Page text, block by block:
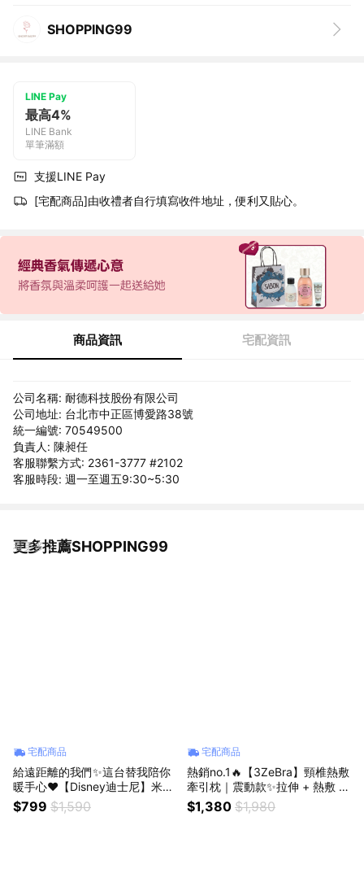
SHOPPING99
LINE Pay
最高4%
LINE Bank
單筆滿額
支援LINE Pay
[宅配商品]由收禮者自行填寫收件地址，便利又貼心。
商品資訊 宅配資訊
公司名稱: 耐德科技股份有限公司
公司地址: 台北市中正區博愛路38號
統一編號: 70549500
負責人: 陳昶任
客服聯繫方式: 2361-3777 #2102
客服時段: 週一至週五9:30~5:30
更多推薦SHOPPING99
看更多
宅配商品
給遠距離的我們✨這台替我陪你
暖手心❤️【Disney迪士尼】米奇
行動電源暖手寶🔮正版授權🏰可
暖手可充電🔮⚡一機兩用♡三檔
$799 $1,590
宅配商品
熱銷no.1🔥【3ZeBra】頸椎熱敷
牽引枕｜震動款✨拉伸 + 熱敷 2i
n1 頸部護理✨生日禮物 (SHOPP
ING99)
$1,380 $1,980